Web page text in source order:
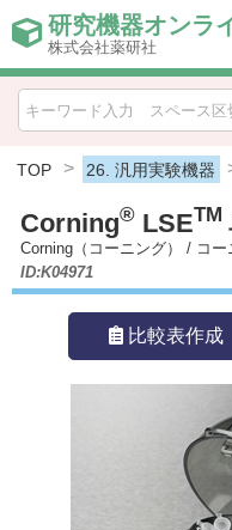
研究機器オンラ
株式会社薬研社
TOP 26. 汎用実験機器
Corning®LSETM
Corning（コーニング） / コー
ID:K04971
比較表作成
HOME
比較表作成
お問い合わせ
お知らせ
機器キャンペーン情報